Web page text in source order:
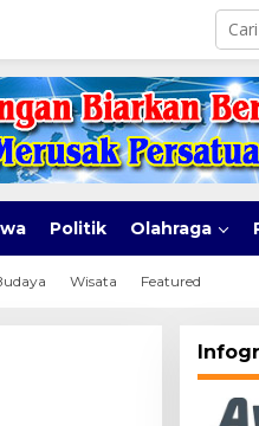
Politik Olahraga
Wisata Featured